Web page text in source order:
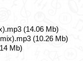
(14.06 Mb)
(10.26 Mb)
Mb)